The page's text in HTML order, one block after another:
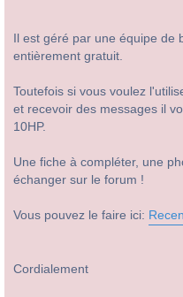
Il est géré par une équipe
entièrement gratuit.
Toutefois si vous voulez
et recevoir des messages il
10HP.
Une fiche à compléter, une
échanger sur le forum !
Vous pouvez le faire ici:
Cordialement